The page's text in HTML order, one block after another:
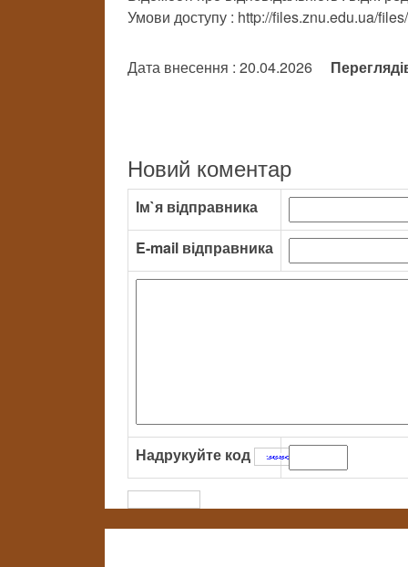
Умови доступу : http://files.znu.edu.ua/
Дата внесення : 20.04.2026
Новий коментар
Ім`я відправника
E-mail відправника
Надрукуйте код